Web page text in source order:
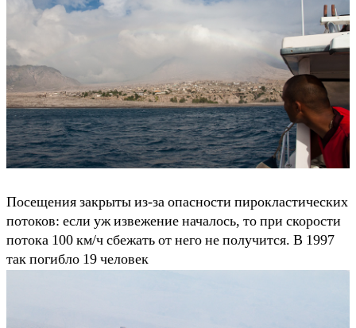
Посещения закрыты из-за опасности пирокластических
потоков: если уж извежение началось, то при скорости
потока 100 км/ч сбежать от него не получится. В 1997
так погибло 19 человек